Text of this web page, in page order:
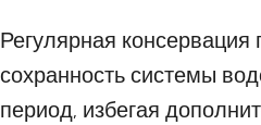
Регулярная консервация
сохранность системы
период, избегая